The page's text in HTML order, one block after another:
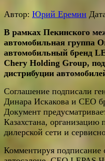
Автор: Юрий Еремин
В рамках Пекинского
автомобильная группа
автомобильный бренд
Chery Holding Group,
дистрибуции
Соглашение подписали
Динара Искакова и CEO
Документ
Казахстана, организацию
дилерской сети и
Комментируя подписание